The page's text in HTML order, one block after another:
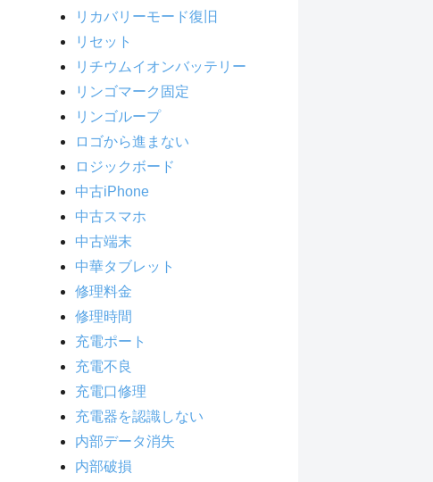
リカバリーモード復旧
リセット
リチウムイオンバッテリー
リンゴマーク固定
リンゴループ
ロゴから進まない
ロジックボード
中古iPhone
中古スマホ
中古端末
中華タブレット
修理料金
修理時間
充電ポート
充電不良
充電口修理
充電器を認識しない
内部データ消失
内部破損